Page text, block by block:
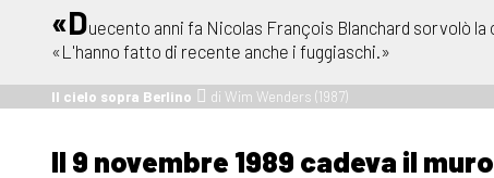
«Duecento anni fa Nicolas François Blanchard sorvolò
«L'hanno fatto di recente anche i fuggiaschi.»
Il cielo sopra Berlino di Wim Wenders (1987)
Il 9 novembre 1989 cadeva il